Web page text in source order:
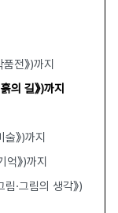
전》)까지
의 길》)까지
》)까지
》)까지
·그림의 생각》)